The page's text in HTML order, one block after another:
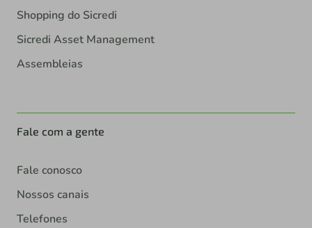
Shopping do Sicredi
Sicredi Asset Management
Assembleias
Fale com a gente
Fale conosco
Nossos canais
Telefones